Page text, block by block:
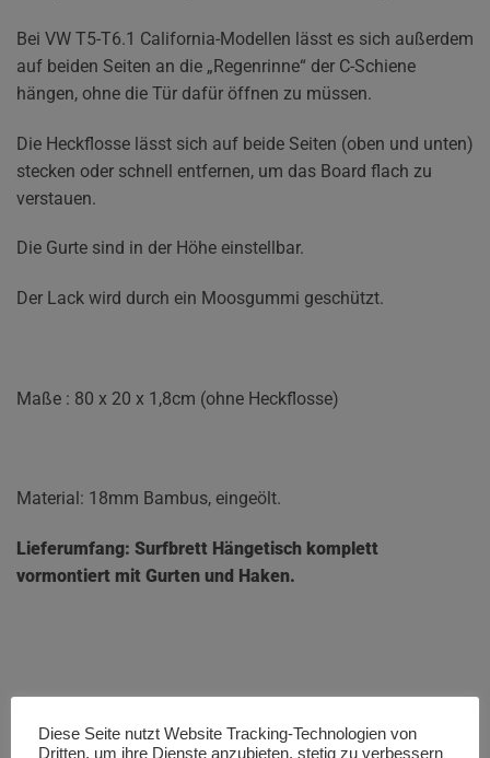
Bei VW T5-T6.1 California-Modellen lässt es sich außerdem
auf beiden Seiten an die „Regenrinne“ der C-Schiene
hängen, ohne die Tür dafür öffnen zu müssen.
Die Heckflosse lässt sich auf beide Seiten (oben und unten)
stecken oder schnell entfernen, um das Board flach zu
verstauen.
Die Gurte sind in der Höhe einstellbar.
Der Lack wird durch ein Moosgummi geschützt.
Maße : 80 x 20 x 1,8cm (ohne Heckflosse)
Material: 18mm Bambus, eingeölt.
Lieferumfang: Surfbrett Hängetisch komplett
vormontiert mit Gurten und Haken.
Achtung:
Diese Seite nutzt Website Tracking-Technologien von
Dritten, um ihre Dienste anzubieten, stetig zu verbessern